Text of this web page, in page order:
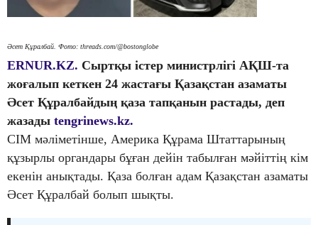
Әсет Құралбай. Фото: threads.com/@bostonglobe
ERNUR.KZ. Сыртқы істер министрлігі АҚШ-та
жоғалып кеткен 24 жастағы Қазақстан азаматы
Әсет Құралбайдың қаза тапқанын растады, деп
жазады tengrinews.kz.
СІМ мәліметінше, Америка Құрама Штаттарының
құзырлы органдары бұған дейін табылған мәйіттің кім
екенін анықтады. Қаза болған адам Қазақстан азаматы
Әсет Құралбай болып шықты.